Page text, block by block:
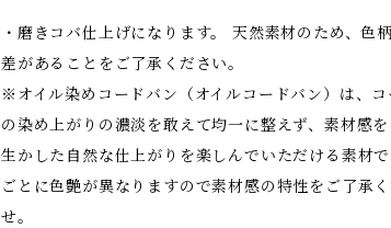
・磨きコバ仕上げになります。 天然素材のため、色
差があることをご了承ください。
※オイル染めコードバン（オイルコードバン）は、コ
の染め上がりの濃淡を敢えて均一に整えず、素材感
生かした自然な仕上がりを楽しんでいただける素材
ごとに色艶が異なりますので素材感の特性をご了承
せ。